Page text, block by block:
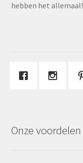
hebben het allemaal!
Onze voordelen